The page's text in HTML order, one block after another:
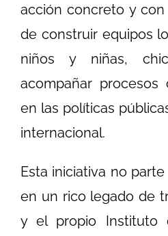
acción concreto y
de construir equipos
niños y niñas,
acompañar
en las políticas
internacional.
Esta iniciativa no
en un rico legado de
y el propio Instituto